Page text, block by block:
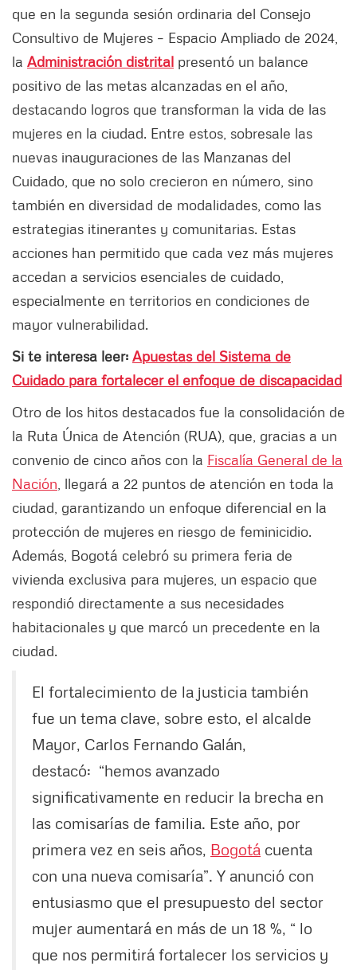
que en la segunda sesión ordinaria del Consejo
Consultivo de Mujeres – Espacio Ampliado de 2024,
la Administración distrital presentó un balance
positivo de las metas alcanzadas en el año,
destacando logros que transforman la vida de las
mujeres en la ciudad. Entre estos, sobresale las
nuevas inauguraciones de las Manzanas del
Cuidado, que no solo crecieron en número, sino
también en diversidad de modalidades, como las
estrategias itinerantes y comunitarias. Estas
acciones han permitido que cada vez más mujeres
accedan a servicios esenciales de cuidado,
especialmente en territorios en condiciones de
mayor vulnerabilidad.
Si te interesa leer: Apuestas del Sistema de
Cuidado para fortalecer el enfoque de discapacidad
Otro de los hitos destacados fue la consolidación de
la Ruta Única de Atención (RUA), que, gracias a un
convenio de cinco años con la Fiscalía General de la
Nación , llegará a 22 puntos de atención en toda la
ciudad, garantizando un enfoque diferencial en la
protección de mujeres en riesgo de feminicidio.
Además, Bogotá celebró su primera feria de
vivienda exclusiva para mujeres, un espacio que
respondió directamente a sus necesidades
habitacionales y que marcó un precedente en la
ciudad.
El fortalecimiento de la justicia también
fue un tema clave, sobre esto, el alcalde
Mayor, Carlos Fernando Galán,
destacó: “hemos avanzado
significativamente en reducir la brecha en
las comisarías de familia. Este año, por
primera vez en seis años, Bogotá cuenta
con una nueva comisaría”. Y anunció con
entusiasmo que el presupuesto del sector
mujer aumentará en más de un 18 %, “ lo
que nos permitirá fortalecer los servicios y